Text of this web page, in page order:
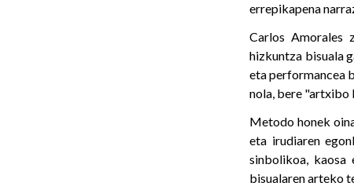
errepikapena
Carlos Amorales
hizkuntza bisuala
eta performancea
nola, bere "artxibo
Metodo honek
eta irudiaren
sinbolikoa, kaosa
bisualaren arteko